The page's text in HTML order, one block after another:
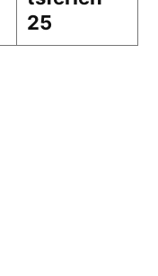
25